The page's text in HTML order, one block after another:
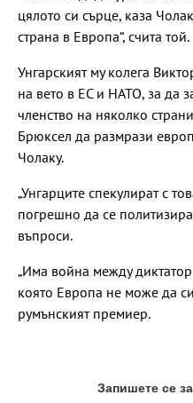
цялото си сърце, каза
страна в Европа“, счита той.
Унгарският му колега
на вето в ЕС и НАТО, за да
членство на няколко
Брюксел да размрази
Чолаку.
„Унгарците спекулират с
погрешно да се
въпроси.
„Има война между
която Европа не може да
румънският премиер.